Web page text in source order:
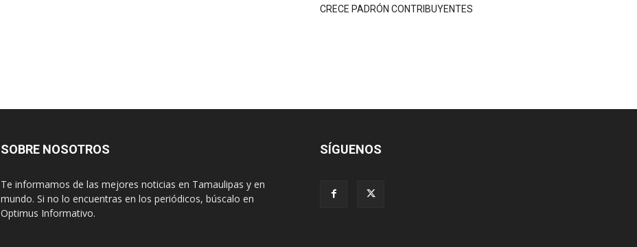
CRECE PADRÓN CONTRIBUYENTES
SOBRE NOSOTROS
Te informamos de las mejores noticias en Tamaulipas y en
mundo. Si no lo encuentras en los periódicos, búscalo en
Optimus Informativo.
SÍGUENOS